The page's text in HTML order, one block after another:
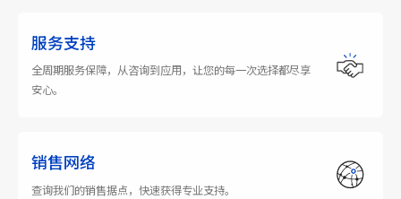
服务支持
全周期服务保障，从咨询到应用，让您的每一次选择都尽享
安心。
销售网络
查询我们的销售据点，快速获得专业支持。